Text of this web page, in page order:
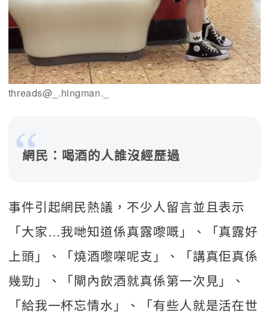
threads@_.hingman._
網民：喝酒的人誰沒經歷過
事件引起網民熱議，不少人留言並且表示
「大家…我哋知道係真露嚟嘅」、「真露好
上頭」、「燒酒嚟㗎呢支」、「講真佢真係
幾勁」、「閘內飲酒就真係第一次見」、
「給我一杯忘情水」、「有些人就是活在世